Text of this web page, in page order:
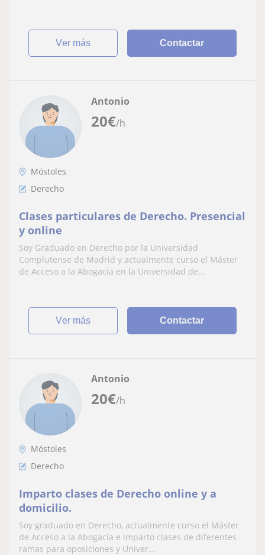
ver más Contactar
20€/h
Antonio
Móstoles
Derecho
Clases particulares de Derecho. Presencial
y online
Soy Graduado en Derecho por la Universidad
Complutense de Madrid y actualmente curso el Máster
de Acceso a la Abogacía en la Universidad de...
ver más Contactar
20€/h
Antonio
Móstoles
Derecho
Imparto clases de Derecho online y a
domicilio.
Soy graduado en Derecho, actualmente curso el Máster
de Acceso a la Abogacía e imparto clases de diferentes
ramas para oposiciones y Univer...